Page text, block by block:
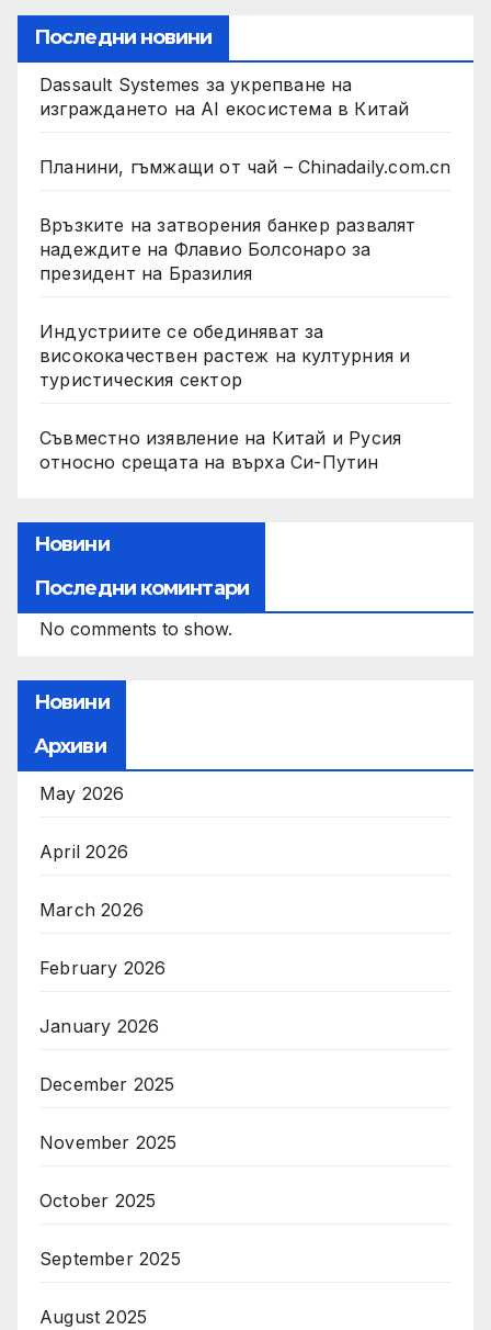
Последни новини
Dassault Systemes за укрепване на
изграждането на AI екосистема в Китай
Планини, гъмжащи от чай – Chinadaily.com.cn
Връзките на затворения банкер развалят
надеждите на Флавио Болсонаро за
президент на Бразилия
Индустриите се обединяват за
висококачествен растеж на културния и
туристическия сектор
Съвместно изявление на Китай и Русия
относно срещата на върха Си-Путин
Новини
Последни коминтари
No comments to show.
Новини
Архиви
May 2026
April 2026
March 2026
February 2026
January 2026
December 2025
November 2025
October 2025
September 2025
August 2025